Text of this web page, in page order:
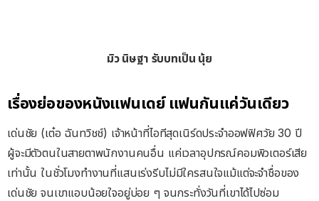
มิว นิษฐา รับบทเป็น นุ้ย
เรื่องย่อของหนังแฟนเดย์ แฟนกันแค่วันเดียว
เด่นชัย (เต๋อ ฉันทวิชช์) เจ้าหน้าที่ไอทีสุดเนิร์ดประจำออฟฟิศวัย 30 ปี
ผู้จะมีตัวตนในสายตาพนักงานคนอื่น แค่เวลาอุปกรณ์คอมพิวเตอร์เสีย
เท่านั้น ในชั่วโมงทำงานที่แสนเร่งรีบไม่มีใครสนใจแม้แต่จะจำชื่อของ
เด่นชัย จนเขาแอบน้อยใจอยู่บ่อย ๆ จนกระทั่งวันที่เขาได้ไปซ่อม